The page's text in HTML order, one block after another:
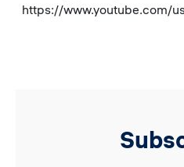
https://www.youtube.com/